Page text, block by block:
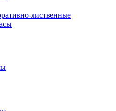
лиственные